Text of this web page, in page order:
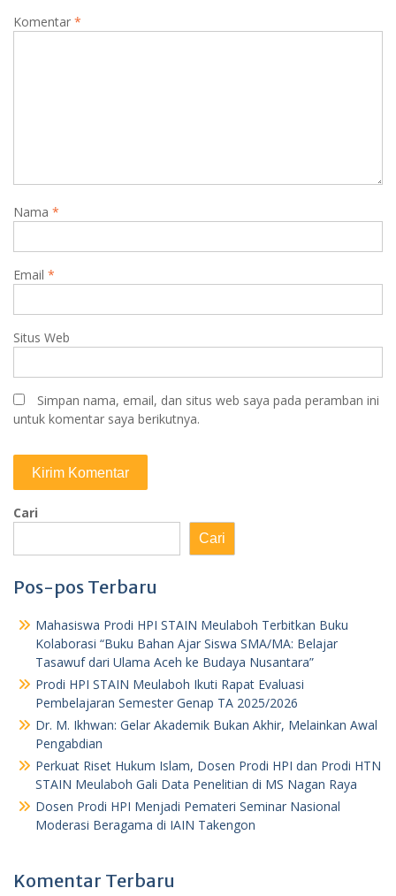
Komentar *
Nama *
Email *
Situs Web
Simpan nama, email, dan situs web saya pada peramban ini
untuk komentar saya berikutnya.
Cari
Cari
Pos-pos Terbaru
Mahasiswa Prodi HPI STAIN Meulaboh Terbitkan Buku
Kolaborasi “Buku Bahan Ajar Siswa SMA/MA: Belajar
Tasawuf dari Ulama Aceh ke Budaya Nusantara”
Prodi HPI STAIN Meulaboh Ikuti Rapat Evaluasi
Pembelajaran Semester Genap TA 2025/2026
Dr. M. Ikhwan: Gelar Akademik Bukan Akhir, Melainkan Awal
Pengabdian
Perkuat Riset Hukum Islam, Dosen Prodi HPI dan Prodi HTN
STAIN Meulaboh Gali Data Penelitian di MS Nagan Raya
Dosen Prodi HPI Menjadi Pemateri Seminar Nasional
Moderasi Beragama di IAIN Takengon
Komentar Terbaru